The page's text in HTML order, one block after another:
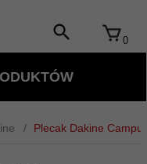
0
Plecak Dakine